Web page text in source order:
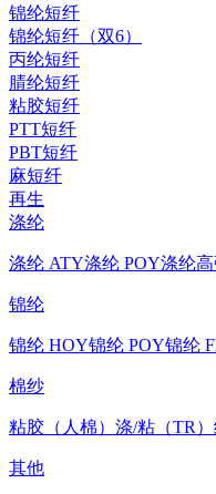
锦纶短纤
锦纶短纤（双6）
丙纶短纤
腈纶短纤
粘胶短纤
PTT短纤
PBT短纤
麻短纤
再生
涤纶
涤纶 ATY涤纶 POY涤纶
锦纶
锦纶 HOY锦纶 POY锦纶
棉纱
粘胶（人棉） 涤/粘（TR）
其他